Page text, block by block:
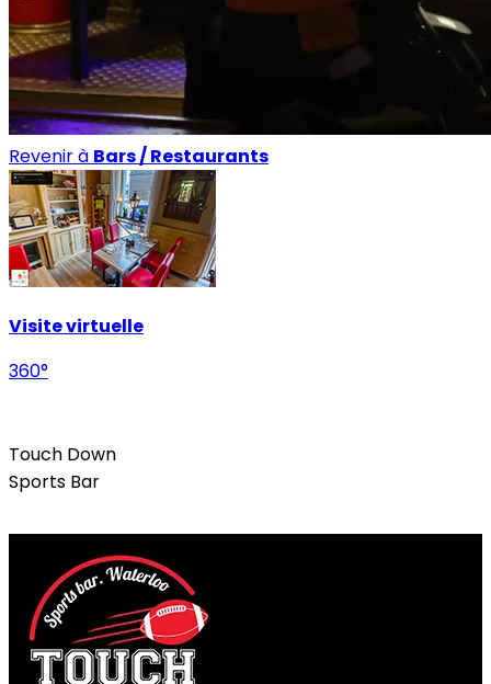
Revenir à Bars / Restaurants
Visite virtuelle
360°
Touch Down
Sports Bar